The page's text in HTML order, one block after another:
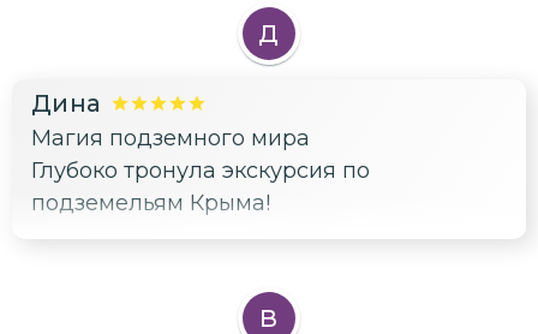
незабываемой, обеспечивая
первоклассный сервис и создавая
Д
Дина
Магия подземного мира
Глубоко тронула экскурсия по
подземельям Крыма!
В